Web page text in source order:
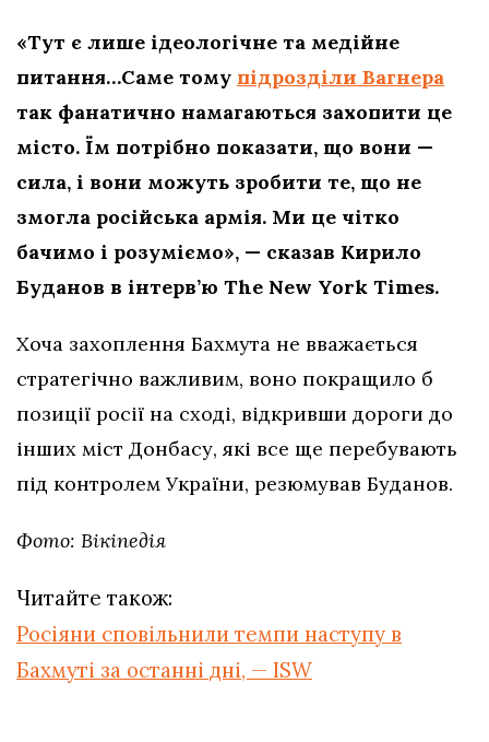
«Тут є лише ідеологічне та медійне
питання…Саме тому підрозділи Вагнера
так фанатично намагаються захопити це
місто. Їм потрібно показати, що вони —
сила, і вони можуть зробити те, що не
змогла російська армія. Ми це чітко
бачимо і розуміємо», — сказав Кирило
Буданов в інтерв’ю The New York Times.
Хоча захоплення Бахмута не вважається
стратегічно важливим, воно покращило б
позиції росії на сході, відкривши дороги до
інших міст Донбасу, які все ще перебувають
під контролем України, резюмував Буданов.
Фото: Вікіпедія
Читайте також:
Росіяни сповільнили темпи наступу в
Бахмуті за останні дні, — ISW